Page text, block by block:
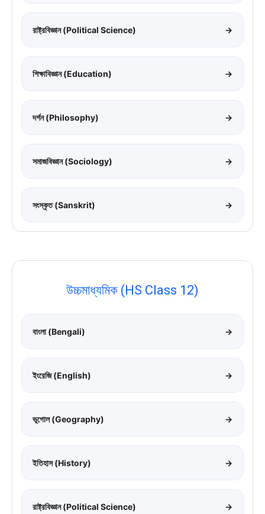
রাষ্ট্রবিজ্ঞান (Political Science) →
শিক্ষাবিজ্ঞান (Education) →
দর্শন (Philosophy) →
সমাজবিজ্ঞান (Sociology) →
সংস্কৃত (Sanskrit) →
উচ্চমাধ্যমিক (HS Class 12)
বাংলা (Bengali) →
ইংরেজি (English) →
ভূগোল (Geography) →
ইতিহাস (History) →
রাষ্ট্রবিজ্ঞান (Political Science) →